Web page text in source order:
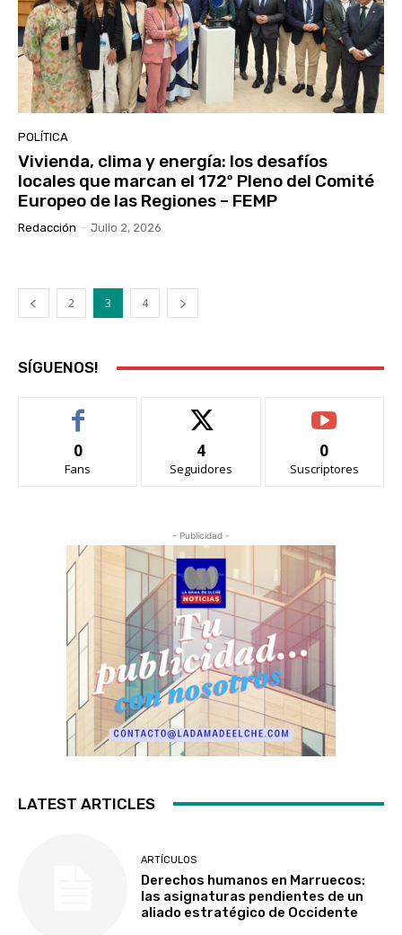
POLÍTICA
Vivienda, clima y energía: los desafíos
locales que marcan el 172º Pleno del Comité
Europeo de las Regiones – FEMP
Redacción - Julio 2, 2026
2 3 4
SÍGUENOS!
0
Fans
4
Seguidores
0
Suscriptores
- Publicidad -
LATEST ARTICLES
ARTÍCULOS
Derechos humanos en Marruecos:
las asignaturas pendientes de un
aliado estratégico de Occidente